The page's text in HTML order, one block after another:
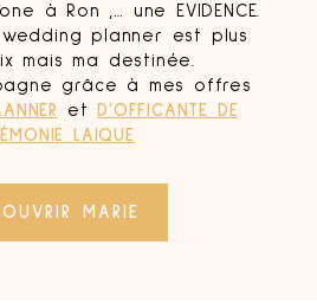
à Ron ,… une EVIDENCE.
planner est plus
mais ma destinée.
grâce à mes offres
et
D’OFFICANTE DE
LAIQUE
MARIE